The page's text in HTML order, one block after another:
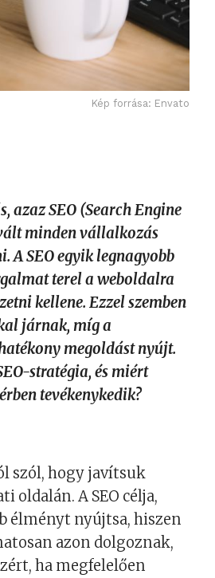
Kép forrása: Envato
SEO (Search Engine
minden vállalkozás
A SEO egyik legnagyobb
terel a weboldalra
kellene. Ezzel szemben
járnak, míg a
megoldást nyújt.
stratégia, és miért
tevékenykedik?
szól, hogy javítsuk
oldalán. A SEO célja,
élményt nyújtsa, hiszen
azon dolgoznak,
ha megfelelően